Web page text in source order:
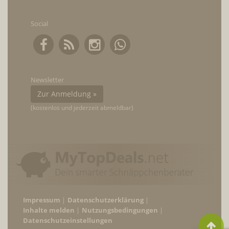
Social
Newsletter
Zur Anmeldung »
(kostenlos und jederzeit abmeldbar)
Impressum
Datenschutzerklärung
Inhalte melden
Nutzungsbedingungen
Datenschutzeinstellungen